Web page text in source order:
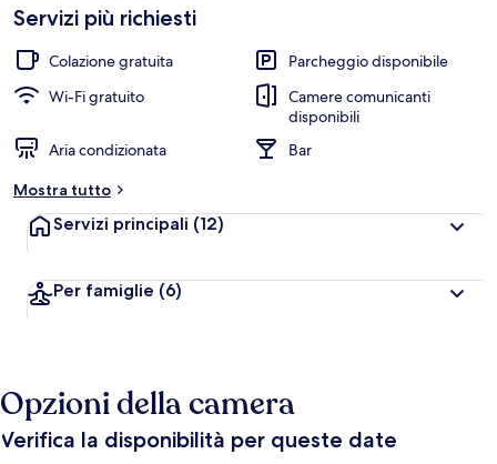
Servizi più richiesti
Colazione gratuita
Parcheggio disponibile
Wi-Fi gratuito
Camere comunicanti
disponibili
Aria condizionata
Bar
Mostra tutto
Servizi principali (12)
Per famiglie (6)
Opzioni della camera
Verifica la disponibilità per queste date